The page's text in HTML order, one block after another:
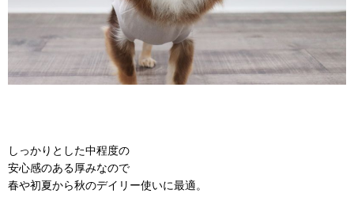
しっかりとした中程度の
安心感のある厚みなので
春や初夏から秋のデイリー使いに最適。